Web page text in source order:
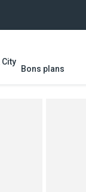
Bons plans